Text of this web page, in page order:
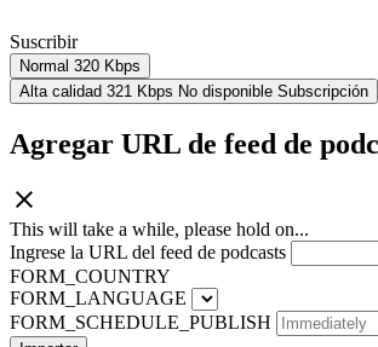
Suscribir
Normal 320 Kbps
Alta calidad 321 Kbps No disponible Subscripción
Agregar URL de feed de
This will take a while, please hold on...
Ingrese la URL del feed de podcasts
FORM_COUNTRY
FORM_LANGUAGE
FORM_SCHEDULE_PUBLISH